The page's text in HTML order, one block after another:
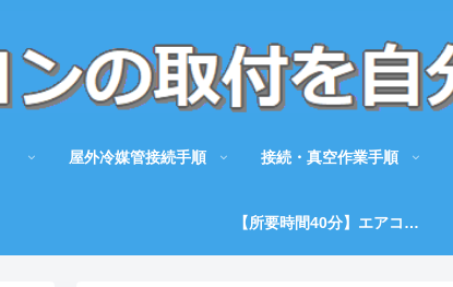
屋外冷媒管接続手順 接続・真空作業手順
【所要時間40分】エアコンシーズン前の試運転方法のポイントを徹底解説！